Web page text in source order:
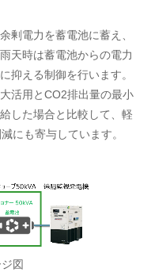
剰電力を蓄電池に蓄え、
天時は蓄電池からの電力
抑える制御を行います。
活用とCO2排出量の最小
した場合と比較して、軽
にも寄与しています。
図